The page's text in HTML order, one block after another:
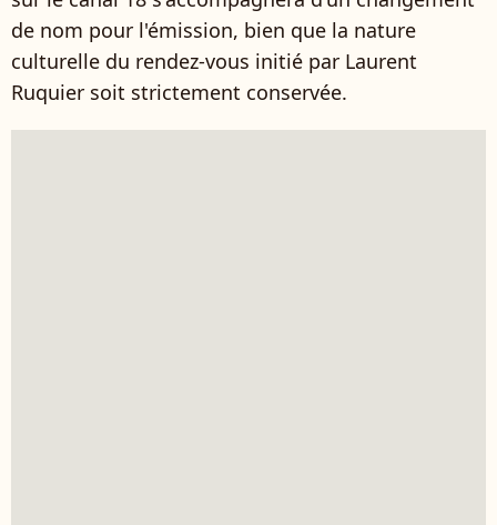
de nom pour l'émission, bien que la nature
culturelle du rendez-vous initié par Laurent
Ruquier soit strictement conservée.